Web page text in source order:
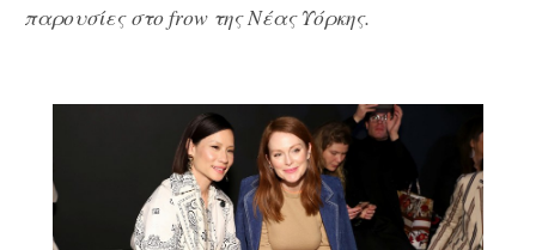
παρουσίες στο frow της Νέας Υόρκης.